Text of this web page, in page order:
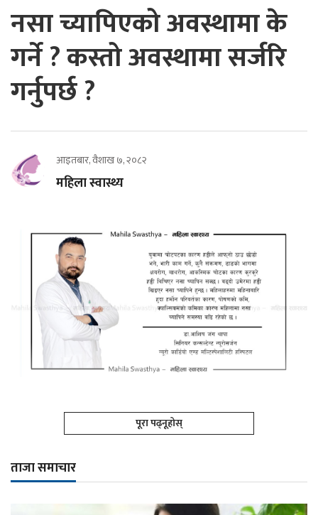
नसा च्यापिएको अवस्थामा के
गर्ने ? कस्तो अवस्थामा सर्जरि
गर्नुपर्छ ?
आइतबार, वैशाख ७, २०८२
महिला स्वास्थ्य
पूरा पढ्नूहोस्
ताजा समाचार